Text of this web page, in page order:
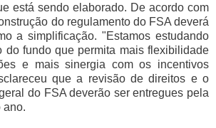
está sendo elaborado. De acordo com
do regulamento do FSA deverá
a simplificação. "Estamos estudando
do fundo que permita mais flexibilidade
e mais sinergia com os incentivos
que a revisão de direitos e o
do FSA deverão ser entregues pela
ano.